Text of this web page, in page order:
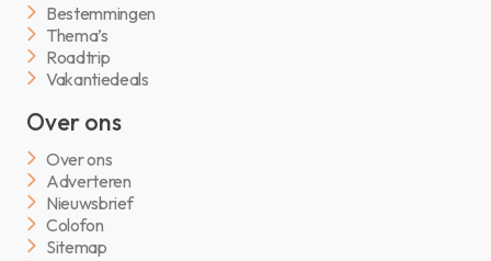
Bestemmingen
Thema’s
Roadtrip
Vakantiedeals
Over ons
Over ons
Adverteren
Nieuwsbrief
Colofon
Sitemap